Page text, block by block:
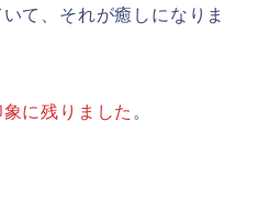
て、それが癒しになりま
に残りました 。